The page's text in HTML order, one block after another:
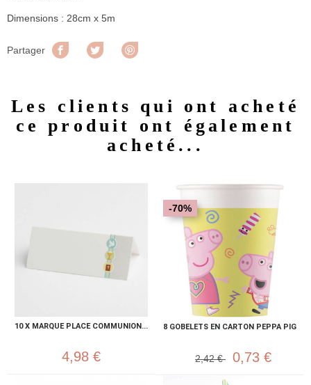
Dimensions : 28cm x 5m
Partager Partager Tweet
Les clients qui ont acheté
ce produit ont également
acheté...
10 X MARQUE PLACE COMMUNION...
4,98 €
8 GOBELETS EN CARTON PEPPA PIG
-70%
2,42 € 0,73 €